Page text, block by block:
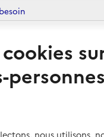
Vienne (86)
Troubat